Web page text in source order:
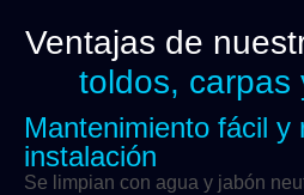
Ventajas de
toldos, carpas
Mantenimiento fácil y
instalación
Se limpian con agua y jabón